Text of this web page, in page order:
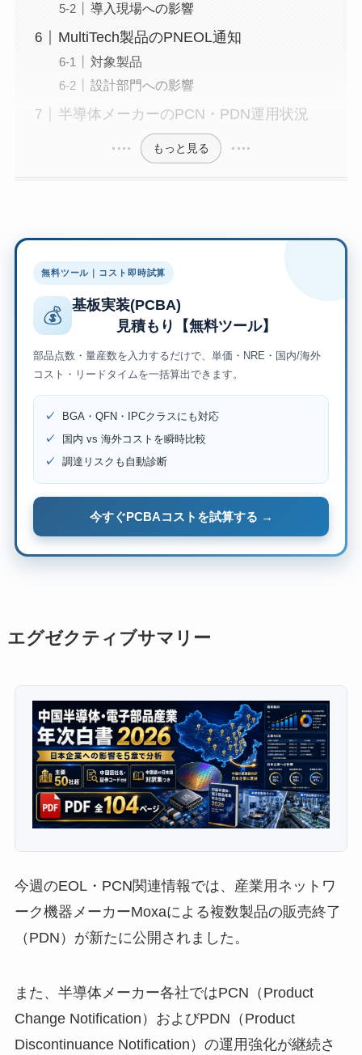
導入現場への影響
MultiTech製品のPNEOL通知
対象製品
設計部門への影響
半導体メーカーのPCN・PDN運用状況
もっと見る
無料ツール｜コスト即時試算
💰
基板実装(PCBA)
見積もり【無料ツール】
部品点数・量産数を入力するだけで、単価・NRE・国内/海外
コスト・リードタイムを一括算出できます。
✓
BGA・QFN・IPCクラスにも対応
✓
国内 vs 海外コストを瞬時比較
✓
調達リスクも自動診断
今すぐPCBAコストを試算する →
エグゼクティブサマリー
今週のEOL・PCN関連情報では、産業用ネットワ
ーク機器メーカーMoxaによる複数製品の販売終了
（PDN）が新たに公開されました。
また、半導体メーカー各社ではPCN（Product
Change Notification）およびPDN（Product
Discontinuance Notification）の運用強化が継続さ